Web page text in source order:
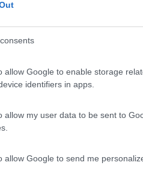
allow Google to enable storage
identifiers in apps.
allow my user data to be sent to
allow Google to send me
senza problemi particolari,
attuale.
cambiar tutto come per i
Raffreddate un pezzo di
cosa state sventolando.